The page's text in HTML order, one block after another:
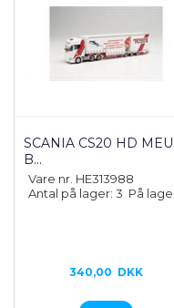
SCANIA CS20 HD
B...
Vare nr. HE313988
Antal på lager: 3 På
340,00 DKK